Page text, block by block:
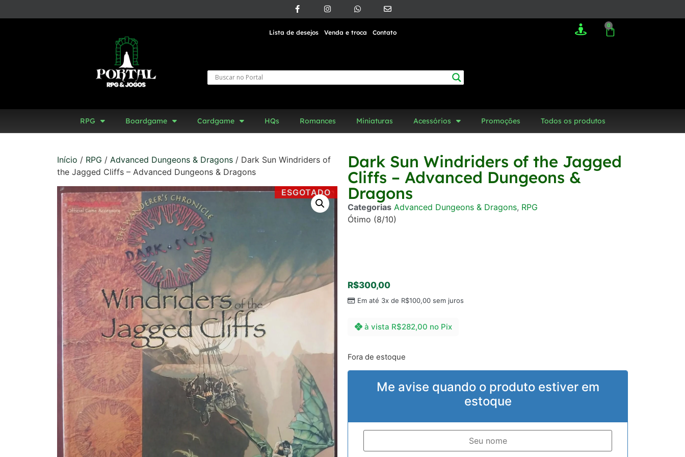
Lista de desejos Venda e troca Contato
0
RPG Boardgame Cardgame HQs Romances Miniaturas Acessórios Promoções Todos os produtos
Início / RPG / Advanced Dungeons & Dragons / Dark Sun Windriders of
the Jagged Cliffs – Advanced Dungeons & Dragons
ESGOTADO
Dark Sun Windriders of the Jagged
Cliffs – Advanced Dungeons &
Dragons
Categorias Advanced Dungeons & Dragons, RPG
Ótimo (8/10)
R$300,00
Em até 3x de R$100,00 sem juros
à vista R$282,00 no Pix
Fora de estoque
Me avise quando o produto estiver em
estoque